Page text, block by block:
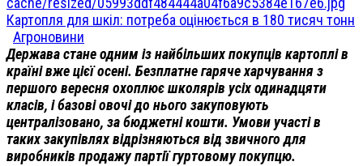
Картопля для шкіл: потреба оцінюється в 180 тисяч тонн
Агроновини
Держава стане одним із найбільших покупців картоплі в
країні вже цієї осені. Безплатне гаряче харчування з
першого вересня охоплює школярів усіх одинадцяти
класів, і базові овочі до нього закуповують
централізовано, за бюджетні кошти. Умови участі в
таких закупівлях відрізняються від звичного для
виробників продажу партії гуртовому покупцю.